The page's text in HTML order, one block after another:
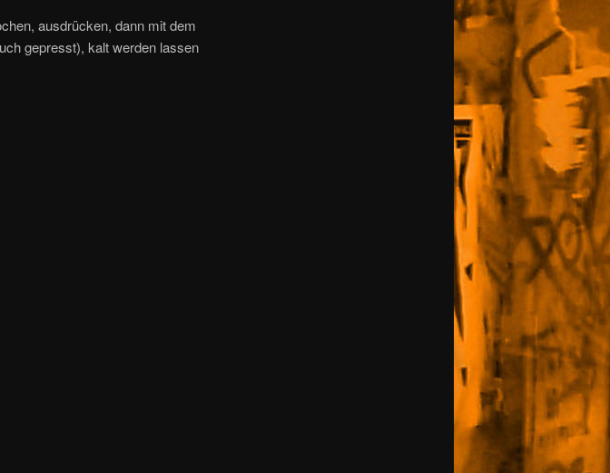
ausdrücken, dann mit dem
gepresst), kalt werden lassen